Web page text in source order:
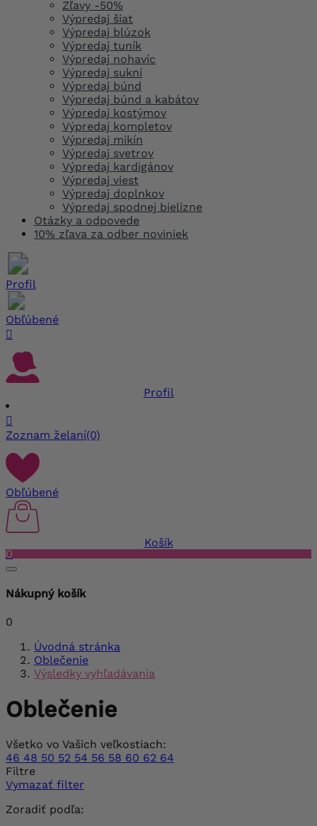
Zľavy -50%
Výpredaj šiat
Výpredaj blúzok
Výpredaj tuník
Výpredaj nohavíc
Výpredaj sukní
Výpredaj búnd
Výpredaj búnd a kabátov
Výpredaj kostýmov
Výpredaj kompletov
Výpredaj mikín
Výpredaj svetrov
Výpredaj kardigánov
Výpredaj viest
Výpredaj doplnkov
Výpredaj spodnej bielizne
Otázky a odpovede
10% zľava za odber noviniek
Profil
Obľúbené

Profil

Zoznam želaní(0)
Obľúbené
Košík
0
Nákupný košík
0
Úvodná stránka
Oblečenie
Výsledky vyhľadávania
Oblečenie
Všetko vo Vašich veľkostiach:
46 48 50 52 54 56 58 60 62 64
Filtre
Vymazať filter
Zoradiť podľa: